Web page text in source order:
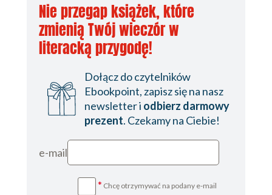
Nie przegap książek, które
zmienią Twój wieczór w
literacką przygodę!
Dołącz do czytelników
Ebookpoint, zapisz się na nasz
newsletter i odbierz darmowy
prezent. Czekamy na Ciebie!
e-mail
* Chcę otrzymywać na podany e-mail